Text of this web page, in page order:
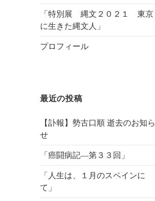
「特別展 縄文２０２１ 東京
に生きた縄文人」
プロフィール
最近の投稿
【訃報】勢古口順 逝去のお知ら
せ
「癌闘病記―第３３回」
「人生は、１月のスペインに
て」